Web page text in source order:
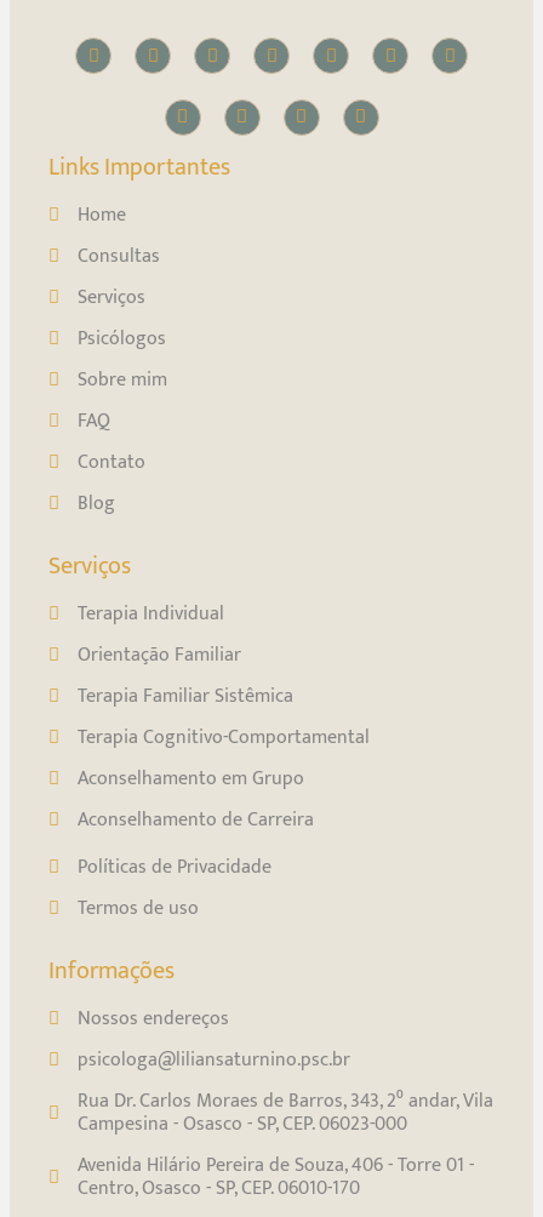
Links Importantes
Home
Consultas
Serviços
Psicólogos
Sobre mim
FAQ
Contato
Blog
Serviços
Terapia Individual
Orientação Familiar
Terapia Familiar Sistêmica
Terapia Cognitivo-Comportamental
Aconselhamento em Grupo
Aconselhamento de Carreira
Políticas de Privacidade
Termos de uso
Informações
Nossos endereços
psicologa@liliansaturnino.psc.br
Rua Dr. Carlos Moraes de Barros, 343, 2⁰ andar, Vila
Campesina - Osasco - SP, CEP. 06023-000
Avenida Hilário Pereira de Souza, 406 - Torre 01 -
Centro, Osasco - SP, CEP. 06010-170